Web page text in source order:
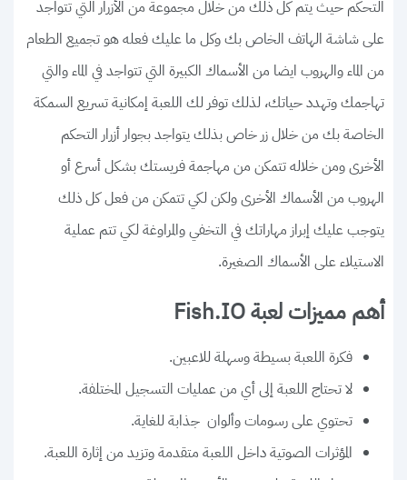
التحكم حيث يتم كل ذلك من خلال مجموعة من الأزرار التي تتواجد
على شاشة الهاتف الخاص بك وكل ما عليك فعله هو تجميع الطعام
من الماء والهروب ايضا من الأسماك الكبيرة التي تتواجد في الماء والتي
تهاجمك وتهدد حياتك، لذلك توفر لك اللعبة إمكانية تسريع السمكة
الخاصة بك من خلال زر خاص بذلك يتواجد بجوار أزرار التحكم
الأخرى ومن خلاله تتمكن من مهاجمة فريستك بشكل أسرع أو
الهروب من الأسماك الأخرى ولكن لكي تتمكن من فعل كل ذلك
يتوجب عليك إبراز مهاراتك في التخفي والمراوغة لكي تتم عملية
الاستيلاء على الأسماك الصغيرة.
أهم مميزات لعبة Fish.IO
فكرة اللعبة بسيطة وسهلة للاعبين.
لا تحتاج اللعبة إلى أي من عمليات التسجيل المختلفة.
تحتوي على رسومات وألوان جذابة للغاية.
المؤثرات الصوتية داخل اللعبة متقدمة وتزيد من إثارة اللعبة.